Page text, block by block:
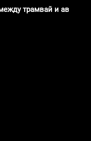
трамвай и автобус